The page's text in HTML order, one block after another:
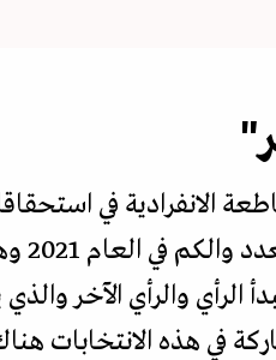
الانفرادية في
والرأي الآخر والذي
في هذه الانتخابات